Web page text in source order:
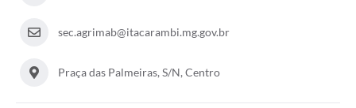
sec.agrimab@itacarambi.mg.gov.br
Praça das Palmeiras, S/N, Centro